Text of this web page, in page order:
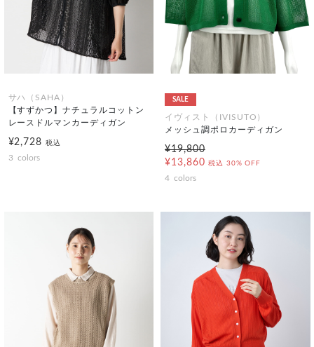
サハ（SAHA）
【すずかつ】ナチュラルコットン
レースドルマンカーディガン
¥2,728税込
3 colors
SALE
イヴィスト（IVISUTO）
メッシュ調ポロカーディガン
¥19,800
¥13,860 税込 30% OFF
4 colors